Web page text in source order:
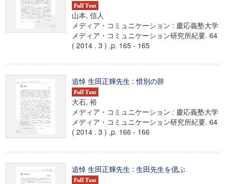
山本, 信人
メディア・コミュニケーション : 慶応義塾大学
メディア・コミュニケーション研究所紀要. 64
( 2014 . 3 ) ,p. 165 - 165
追悼 生田正輝先生 : 惜別の辞
大石, 裕
メディア・コミュニケーション : 慶応義塾大学
メディア・コミュニケーション研究所紀要. 64
( 2014 . 3 ) ,p. 166 - 166
追悼 生田正輝先生 : 生田先生を偲ぶ